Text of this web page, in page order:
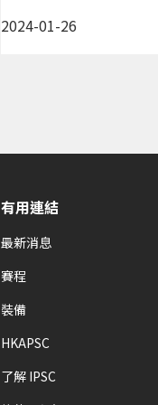
2024-01-26
有用連結
最新消息
賽程
裝備
HKAPSC
了解 IPSC